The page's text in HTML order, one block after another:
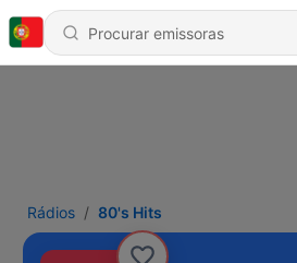
Rádios 80's Hits